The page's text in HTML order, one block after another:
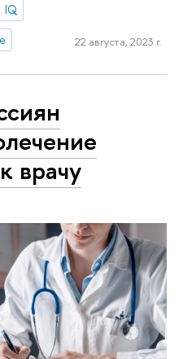
IQ
22 августа, 2023 г.
врачу